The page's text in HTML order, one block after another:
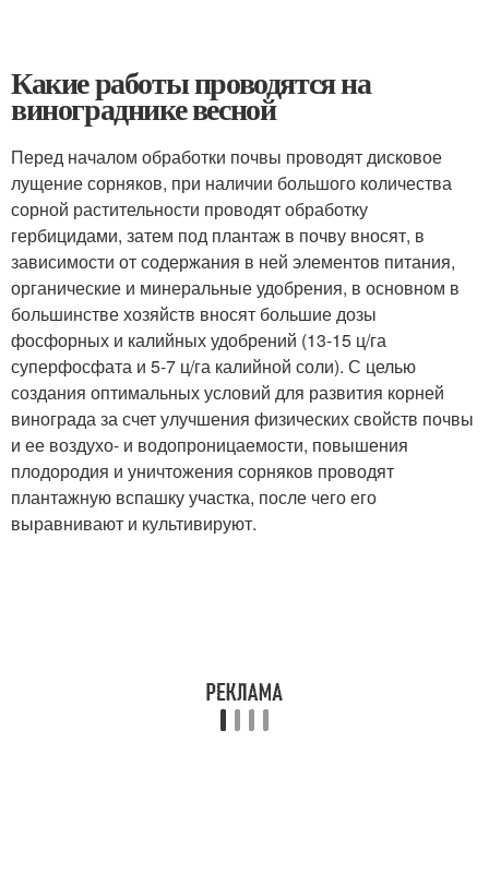
Какие работы проводятся на
винограднике весной
Перед началом обработки почвы проводят дисковое
лущение сорняков, при наличии большого количества
сорной растительности проводят обработку
гербицидами, затем под плантаж в почву вносят, в
зависимости от содержания в ней элементов питания,
органические и минеральные удобрения, в основном в
большинстве хозяйств вносят большие дозы
фосфорных и калийных удобрений (13-15 ц/га
суперфосфата и 5-7 ц/га калийной соли). С целью
создания оптимальных условий для развития корней
винограда за счет улучшения физических свойств почвы
и ее воздухо- и водопроницаемости, повышения
плодородия и уничтожения сорняков проводят
плантажную вспашку участка, после чего его
выравнивают и культивируют.